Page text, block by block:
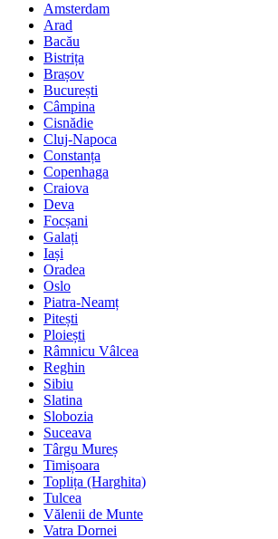
Amsterdam
Arad
Bacău
Bistrița
Brașov
București
Câmpina
Cisnădie
Cluj-Napoca
Constanța
Copenhaga
Craiova
Deva
Focșani
Galați
Iași
Oradea
Oslo
Piatra-Neamț
Pitești
Ploiești
Râmnicu Vâlcea
Reghin
Sibiu
Slatina
Slobozia
Suceava
Târgu Mureș
Timișoara
Toplița (Harghita)
Tulcea
Vălenii de Munte
Vatra Dornei